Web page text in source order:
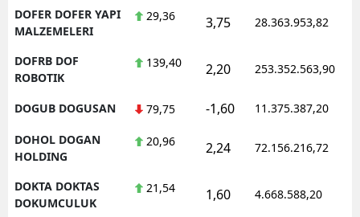
DOFER DOFER YAPI
MALZEMELERI
29,36 3,75 28.363.953,82
DOFRB DOF
ROBOTIK
139,40 2,20 253.352.563,90
DOGUB DOGUSAN 79,75 -1,60 11.375.387,20
DOHOL DOGAN
HOLDING
20,96 2,24 72.156.216,72
DOKTA DOKTAS
DOKUMCULUK
21,54 1,60 4.668.588,20